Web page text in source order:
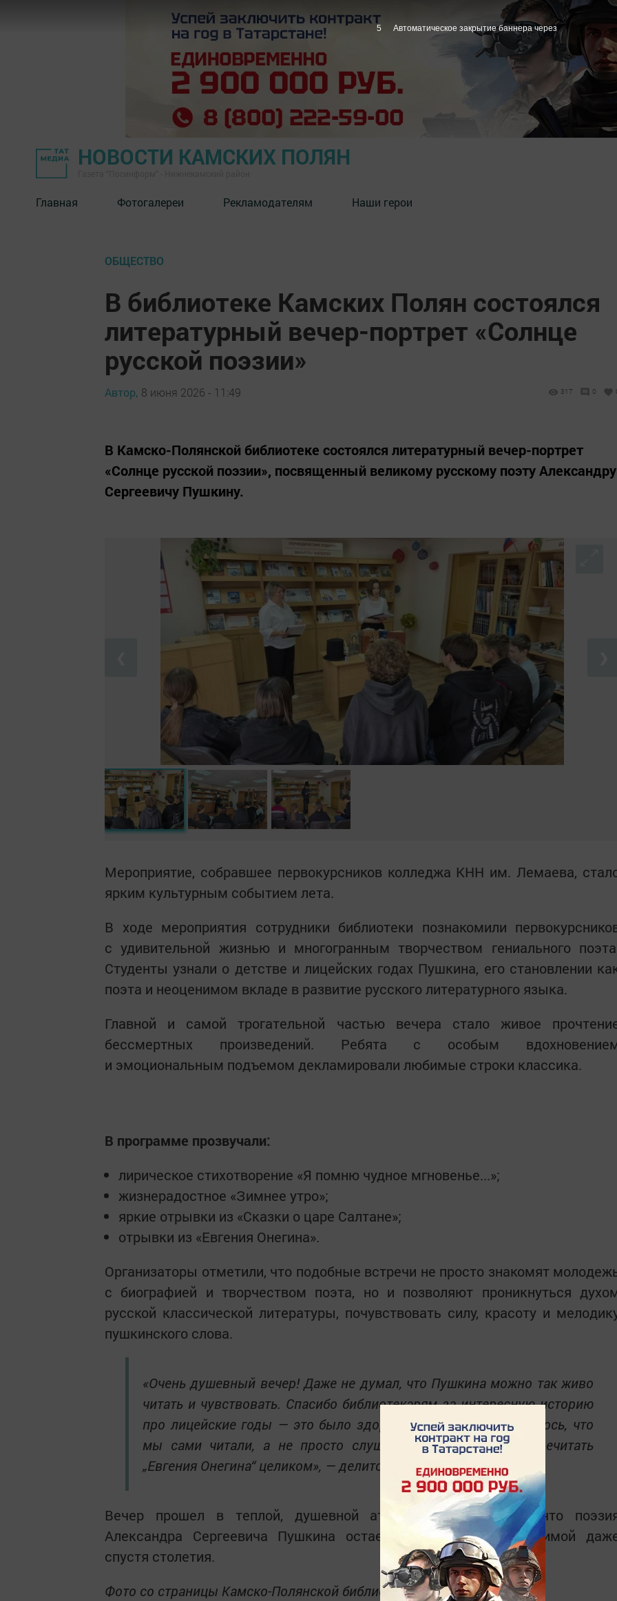
НОВОСТИ КАМСКИХ ПОЛЯН
Главная Фотогалереи Рекламодателям Наши герои
ОБЩЕСТВО
В библиотеке Камских Полян состоялся
литературный вечер-портрет «Солнце
русской поэзии»
Автор, 8 июня 2026 - 11:49 317 0
В Камско-Полянской библиотеке состоялся литературный вечер-портрет
«Солнце русской поэзии», посвященный великому русскому поэту Александру
Сергеевичу Пушкину.
Мероприятие, собравшее первокурсников колледжа КНН им. Лемаева,
ярким культурным событием лета.
В ходе мероприятия сотрудники библиотеки познакомили
с удивительной жизнью и многогранным творчеством гениального
Студенты узнали о детстве и лицейских годах Пушкина, его становлении
поэта и неоценимом вкладе в развитие русского литературного языка.
Главной и самой трогательной частью вечера стало живое
бессмертных произведений. Ребята с особым
и эмоциональным подъемом декламировали любимые строки классика.
В программе прозвучали:
лирическое стихотворение «Я помню чудное мгновенье...»;
жизнерадостное «Зимнее утро»;
яркие отрывки из «Сказки о царе Салтане»;
отрывки из «Евгения Онегина».
Организаторы отметили, что подобные встречи не просто знакомят
с биографией и творчеством поэта, но и позволяют проникнуться
русской классической литературы, почувствовать силу, красоту и
пушкинского слова.
«Очень душевный вечер! Даже не думал, что Пушкина можно так живо
читать и чувствовать. Спасибо библиотекарям за интересную историю
про лицейские годы — это было здорово. Особенно понравилось, что
мы сами читали, а не просто слушали. Теперь хочется перечитать
„Евгения Онегина“ целиком», — делится впечатлением студент.
Вечер прошел в теплой, душевной атмосфере и доказал, что
Александра Сергеевича Пушкина остается актуальной и любимой
спустя столетия.
Фото со страницы Камско-Полянской библиотеки в соцсети.
4 Автоматическое закрытие баннера через